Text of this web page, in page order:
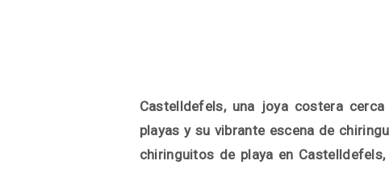
Castelldefels, una joya costera
playas y su vibrante escena de
chiringuitos de playa en